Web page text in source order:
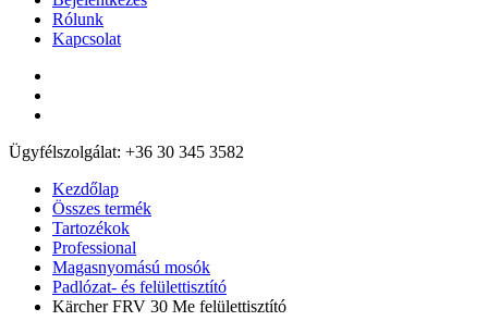
Rólunk
Kapcsolat
Ügyfélszolgálat: +36 30 345 3582
Kezdőlap
Összes termék
Tartozékok
Professional
Magasnyomású mosók
Padlózat- és felülettisztító
Kärcher FRV 30 Me felülettisztító